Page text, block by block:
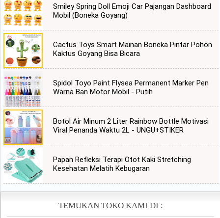
Smiley Spring Doll Emoji Car Pajangan Dashboard
Mobil (Boneka Goyang)
Cactus Toys Smart Mainan Boneka Pintar Pohon
Kaktus Goyang Bisa Bicara
Spidol Toyo Paint Flysea Permanent Marker Pen
Warna Ban Motor Mobil - Putih
Botol Air Minum 2 Liter Rainbow Bottle Motivasi
Viral Penanda Waktu 2L - UNGU+STIKER
Papan Refleksi Terapi Otot Kaki Stretching
Kesehatan Melatih Kebugaran
TEMUKAN TOKO KAMI DI :